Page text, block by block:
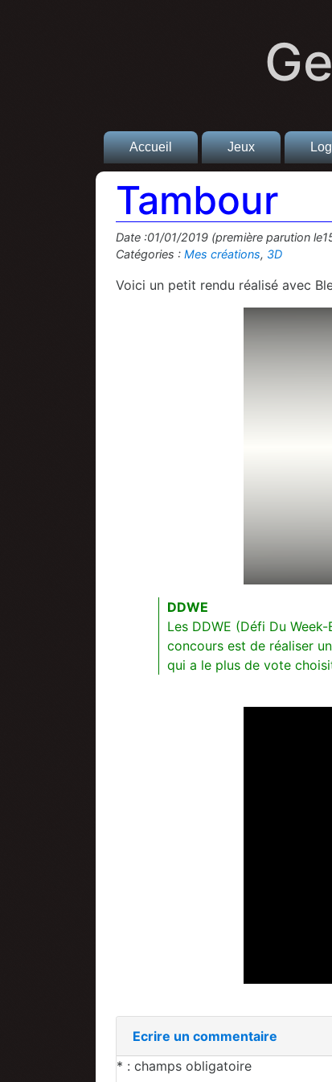
Accueil Jeux
Tambour
Date :01/01/2019 (première parution
Catégories :Mes créations, 3D
Voici un petit rendu réalisé avec
DDWE
Les DDWE (Défi Du
concours est de réaliser
qui a le plus de vote
Ecrire un commentaire
* : champs obligatoire